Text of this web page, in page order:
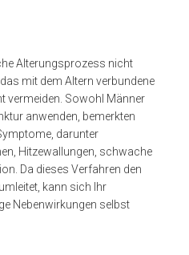
Alterungsprozess nicht
mit dem Altern verbundene
vermeiden. Sowohl Männer
anwenden, bemerkten
darunter
Hitzewallungen, schwache
Da dieses Verfahren den
kann sich Ihr
Nebenwirkungen selbst